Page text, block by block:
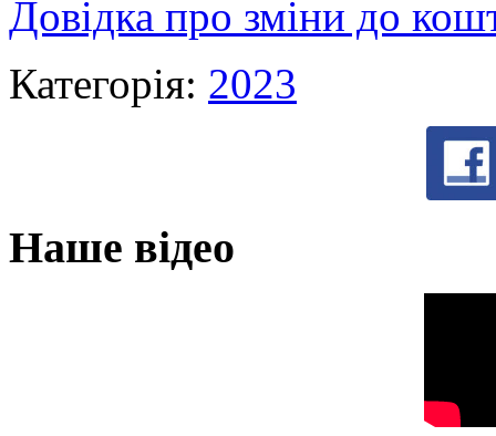
Довідка про зміни до
Категорія: 2023
Наше відео